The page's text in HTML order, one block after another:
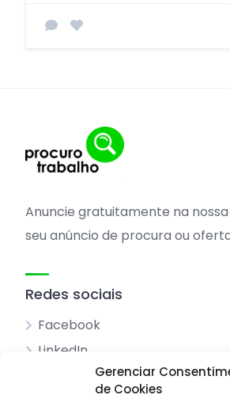
Gerenciar
de Cookies
Anuncie gratuitamente na
seu anúncio de procura ou
Redes sociais
Facebook
LinkedIn